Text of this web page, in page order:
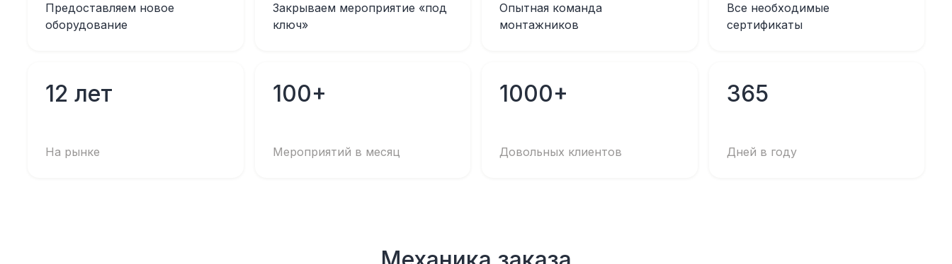
Предоставляем новое
оборудование
Закрываем мероприятие «под
ключ»
Опытная команда
монтажников
Все необходимые
сертификаты
12 лет
На рынке
100+
Мероприятий в месяц
1000+
Довольных клиентов
365
Дней в году